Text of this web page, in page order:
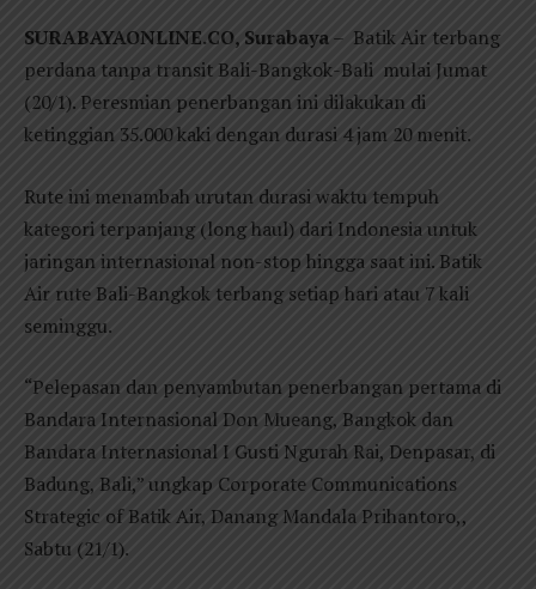
SURABAYAONLINE.CO, Surabaya– Batik Air terbang
perdana tanpa transit Bali-Bangkok-Bali mulai Jumat
(20/1). Peresmian penerbangan ini dilakukan di
ketinggian 35.000 kaki dengan durasi 4 jam 20 menit.
Rute ini menambah urutan durasi waktu tempuh
kategori terpanjang (long haul) dari Indonesia untuk
jaringan internasional non-stop hingga saat ini. Batik
Air rute Bali-Bangkok terbang setiap hari atau 7 kali
seminggu.
“Pelepasan dan penyambutan penerbangan pertama di
Bandara Internasional Don Mueang, Bangkok dan
Bandara Internasional I Gusti Ngurah Rai, Denpasar, di
Badung, Bali,” ungkap Corporate Communications
Strategic of Batik Air, Danang Mandala Prihantoro,,
Sabtu (21/1).